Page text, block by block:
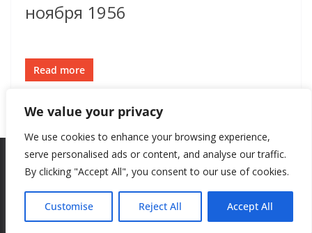
We value your privacy
We use cookies to enhance your browsing experience,
serve personalised ads or content, and analyse our traffic.
By clicking "Accept All", you consent to our use of cookies.
Customise Reject All Accept All
ноября 1956
Read more
Theme:ColorMag by ThemeGrill. Powered byWordPress